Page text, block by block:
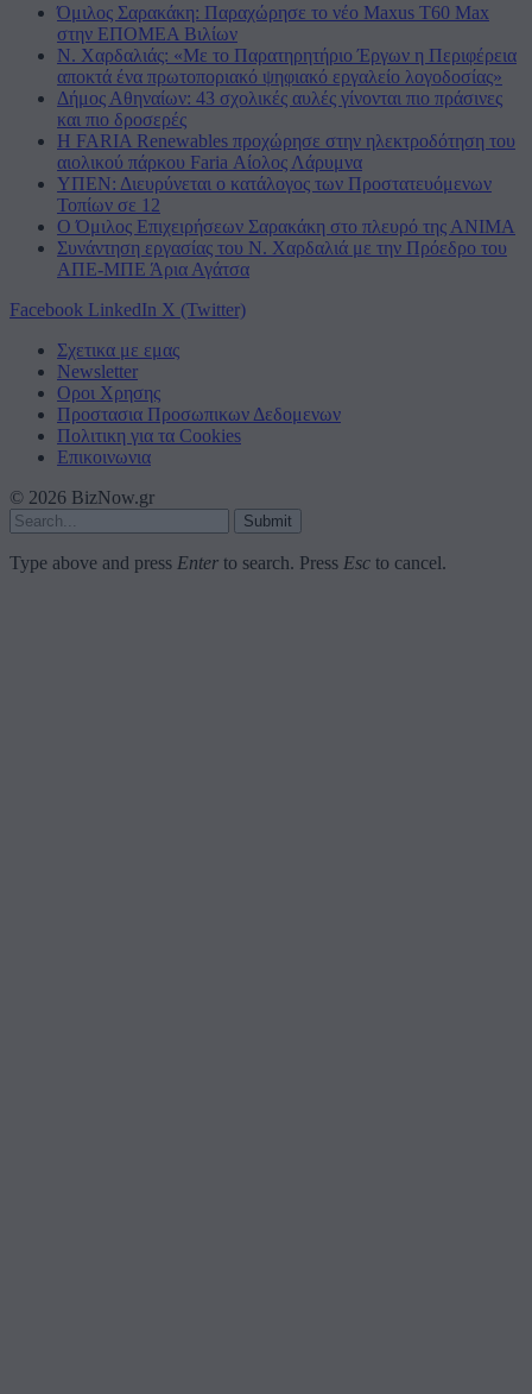
Όμιλος Σαρακάκη: Παραχώρησε το νέο Maxus T60 Max
στην ΕΠΟΜΕΑ Βιλίων
Ν. Χαρδαλιάς: «Με το Παρατηρητήριο Έργων η Περιφέρεια
αποκτά ένα πρωτοποριακό ψηφιακό εργαλείο λογοδοσίας»
Δήμος Αθηναίων: 43 σχολικές αυλές γίνονται πιο πράσινες
και πιο δροσερές
Η FARIA Renewables προχώρησε στην ηλεκτροδότηση του
αιολικού πάρκου Faria Αίολος Λάρυμνα
ΥΠΕΝ: Διευρύνεται ο κατάλογος των Προστατευόμενων
Τοπίων σε 12
O Όμιλος Επιχειρήσεων Σαρακάκη στο πλευρό της ΑΝΙΜΑ
Συνάντηση εργασίας του Ν. Χαρδαλιά με την Πρόεδρο του
ΑΠΕ-ΜΠΕ Άρια Αγάτσα
Facebook LinkedIn X (Twitter)
Σχετικα με εμας
Newsletter
Οροι Χρησης
Προστασια Προσωπικων Δεδομενων
Πολιτικη για τα Cookies
Επικοινωνια
© 2026 BizNow.gr
Submit
Type above and press Enter to search. Press Esc to cancel.